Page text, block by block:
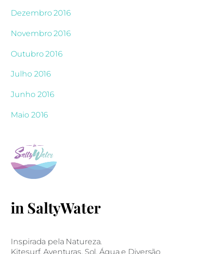
Dezembro 2016
Novembro 2016
Outubro 2016
Julho 2016
Junho 2016
Maio 2016
in SaltyWater
Inspirada pela Natureza.
Kitesurf, Aventuras, Sol, Água e Diversão